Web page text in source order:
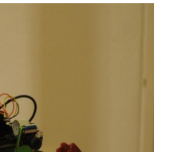
nelze na ulici